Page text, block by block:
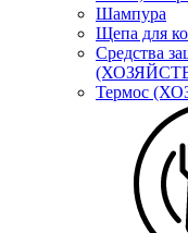
Шампура
Щепа для
Средства
Термос